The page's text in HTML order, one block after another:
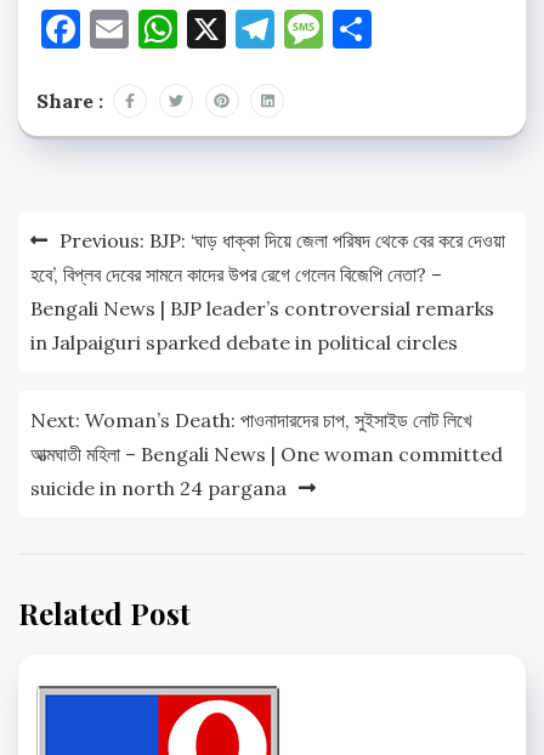
Facebook
EmailWhatsApp
X Telegram
Message
Share :
Post
navigation
Previous: BJP: ‘ঘাড় ধাক্কা দিয়ে জেলা পরিষদ থেকে বের করে দেওয়া
হবে’, বিপ্লব দেবের সামনে কাদের উপর রেগে গেলেন বিজেপি নেতা? –
Bengali News | BJP leader’s controversial remarks
in Jalpaiguri sparked debate in political circles
Next: Woman’s Death: পাওনাদারদের চাপ, সুইসাইড নোট লিখে
আত্মঘাতী মহিলা – Bengali News | One woman committed
suicide in north 24 pargana
Related Post